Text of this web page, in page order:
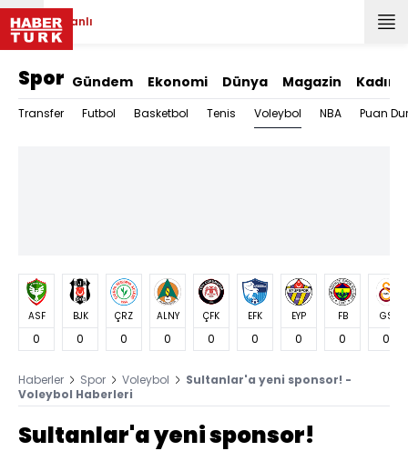
Canlı
Spor Gündem Ekonomi Dünya Magazin Kadın
Transfer Futbol Basketbol Tenis Voleybol NBA Puan
ASF
0
BJK
0
ÇRZ
0
ALNY
0
ÇFK
0
EFK
0
EYP
0
FB
0
GS
0
Haberler Spor Voleybol
Sultanlar'a yeni sponsor! -
Voleybol Haberleri
Sultanlar'a yeni sponsor!